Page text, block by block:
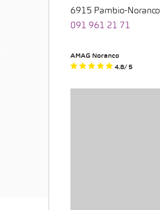
6915 Pambio-Noranco
091 961 21 71